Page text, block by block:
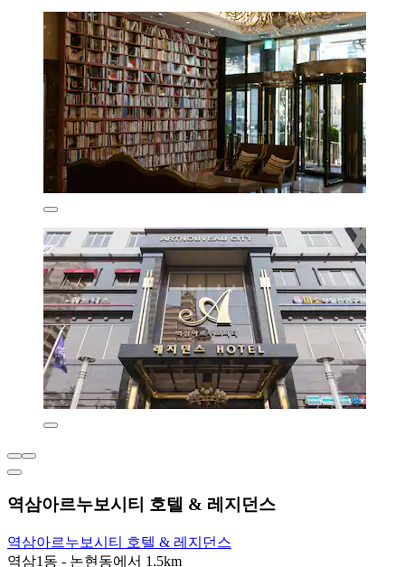
역삼아르누보시티 호텔 & 레지던스
역삼아르누보시티 호텔 & 레지던스
역삼1동 - 논현동에서 1.5km